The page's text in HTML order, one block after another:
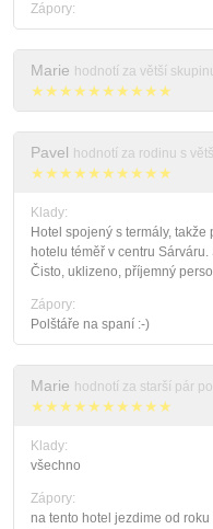
Zápory:
Marie hodnotí za větší
★★★★★★★★★★
Pavel hodnotí za rodinu s
★★★★★★★★★★
Klady:
Hotel spojený s termály,
hotelu téměř v centru
Čisto, uklizeno, příjemný
Zápory:
Polštáře na spaní :-)
Marie hodnotí za starší pár
★★★★★★★★★★
Klady:
všechno
Zápory:
na tento hotel jezdime od